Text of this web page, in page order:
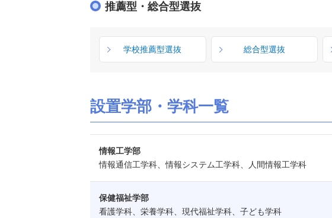
推薦型・総合型選抜
学校推薦型選抜 総合型選抜
設置学部・学科一覧
情報工学部
情報通信工学科、情報システム工学科、人間情報工学科
保健福祉学部
看護学科、栄養学科、現代福祉学科、子ども学科